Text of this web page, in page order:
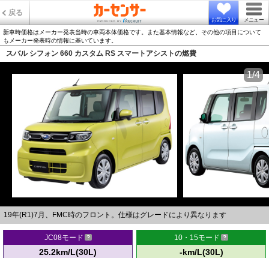
戻る
お気に入り メニュー
新車時価格はメーカー発表当時の車両本体価格です。また基本情報など、その他の項目について
もメーカー発表時の情報に基いています。
スバル シフォン 660 カスタム RS スマートアシストの燃費
19年(R1)7月、FMC時のフロント。仕様はグレードにより異なります
1/4
JC08モード
25.2km/L(30L)
10・15モード
-km/L(30L)